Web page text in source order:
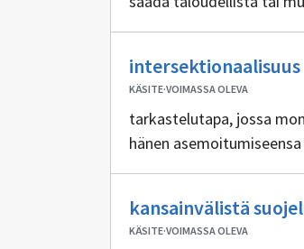
intersektionaalisuusEi
KÄSITE·VOIMASSA OLEVA
tarkastelutapa, jossa
hänen
kansainvälistä
KÄSITE·VOIMASSA OLEVA